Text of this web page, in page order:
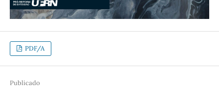
PDF/A
Publicado